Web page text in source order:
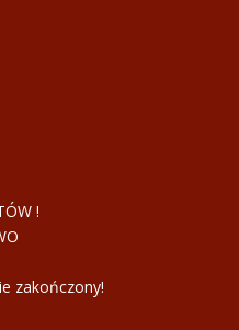
!
zakończony!